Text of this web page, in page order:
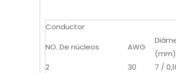
Conductor
NO. De núcleos AWG
(mm)
2
30 7 /